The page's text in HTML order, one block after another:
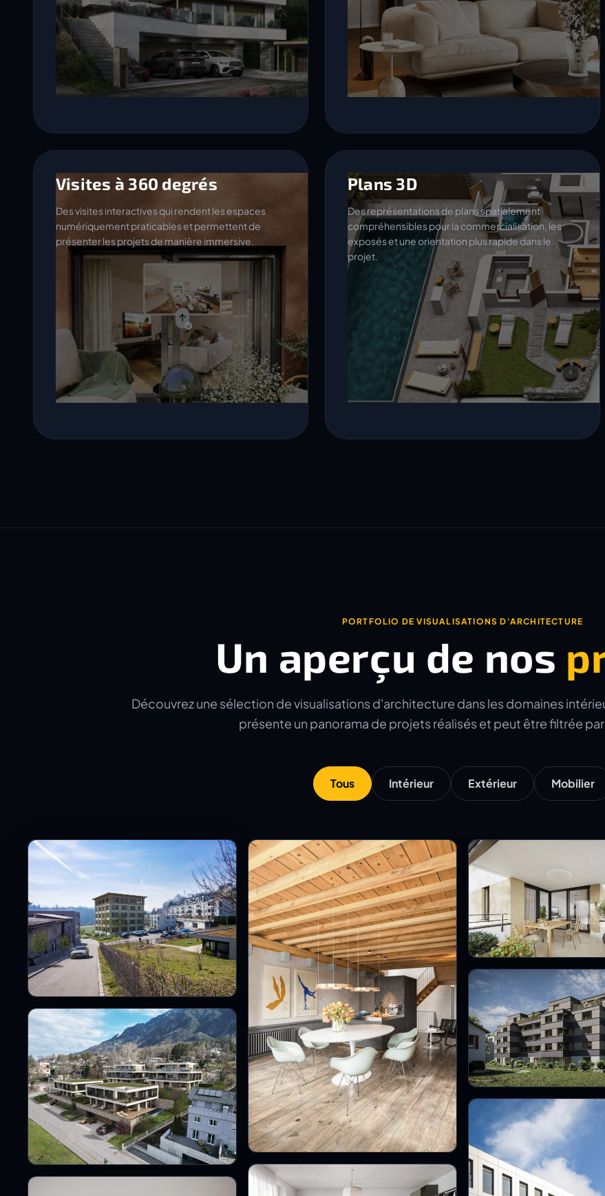
Visites à 360 degrés
Des visites interactives qui rendent les espaces
numériquement praticables et permettent de
présenter les projets de manière immersive.
Plans 3D
Des représentations de plans spatialement
compréhensibles pour la commercialisation, les
exposés et une orientation plus rapide dans le
projet.
PORTFOLIO DE VISUALISATIONS D'ARCHITECTURE
Un aperçu de nos
Découvrez une sélection de visualisations d'architecture dans les domaines
présente un panorama de projets réalisés et peut être filtrée
Tous Intérieur Extérieur Mobilier